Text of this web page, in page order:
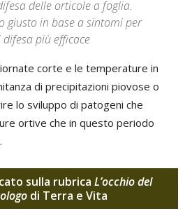
delle orticole a foglia.
giusto in base a sintomi per
più efficace
corte e le temperature in
di precipitazioni piovose o
lo sviluppo di patogeni che
ortive che in questo periodo
sulla rubrica L’occhio del
di Terra e Vita